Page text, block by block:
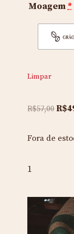
Moagem*
Limpar
R$57,00
was:
R$
Fora de
1